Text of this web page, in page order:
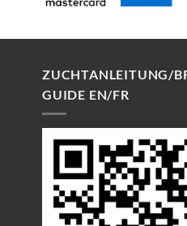
ZUCHTANLEITUNG/
GUIDE EN/FR